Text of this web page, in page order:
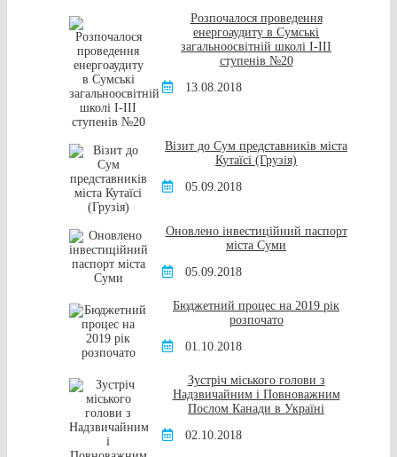
Розпочалося проведення
енергоаудиту в Сумські
загальноосвітній школі I-III
ступенів №20
13.08.2018
Візит до Сум представників міста
Кутаїсі (Грузія)
05.09.2018
Оновлено інвестиційний паспорт
міста Суми
05.09.2018
Бюджетний процес на 2019 рік
розпочато
01.10.2018
Зустріч міського голови з
Надзвичайним і Повноважним
Послом Канади в Україні
02.10.2018